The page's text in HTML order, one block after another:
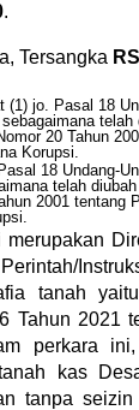
.
Tersangka RS
(1) jo. Pasal 18
20 Tahun
Korupsi.
18 Undang-
telah
2001 tentang
tanah
Tahun 2021
perkara
kas
tanpa